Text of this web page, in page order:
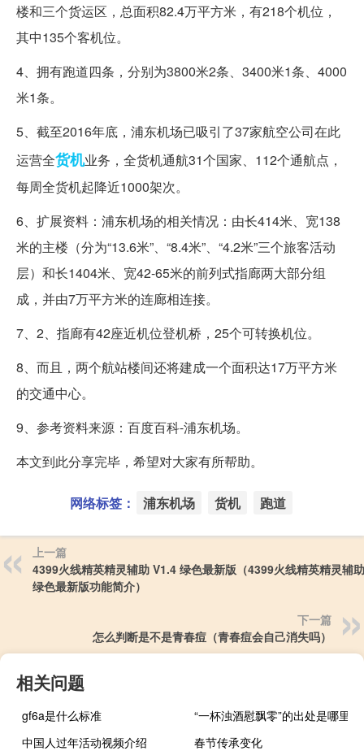
楼和三个货运区，总面积82.4万平方米，有218个机位，
其中135个客机位。
4、拥有跑道四条，分别为3800米2条、3400米1条、4000
米1条。
5、截至2016年底，浦东机场已吸引了37家航空公司在此
运营全货机业务，全货机通航31个国家、112个通航点，
每周全货机起降近1000架次。
6、扩展资料：浦东机场的相关情况：由长414米、宽138
米的主楼（分为“13.6米”、“8.4米”、“4.2米”三个旅客活动
层）和长1404米、宽42-65米的前列式指廊两大部分组
成，并由7万平方米的连廊相连接。
7、2、指廊有42座近机位登机桥，25个可转换机位。
8、而且，两个航站楼间还将建成一个面积达17万平方米
的交通中心。
9、参考资料来源：百度百科-浦东机场。
本文到此分享完毕，希望对大家有所帮助。
网络标签： 浦东机场 货机 跑道
上一篇
4399火线精英精灵辅助 V1.4 绿色最新版（4399火线精英精灵辅
绿色最新版功能简介）
下一篇
怎么判断是不是青春痘（青春痘会自己消失吗）
相关问题
gf6a是什么标准
“一杯浊酒慰飘零”的出处是哪里
中国人过年活动视频介绍
春节传承变化